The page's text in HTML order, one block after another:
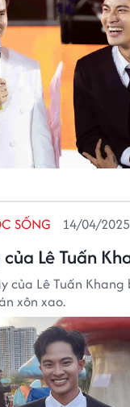
Lê Tuấn
SỐNG 14/04/
của Lê Tuấn
xôn xao.